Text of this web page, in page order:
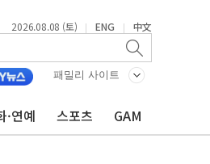
2026.08.08 (토) | ENG | 中文
패밀리 사이트
·연예 스포츠 GAM
나흘 연속 최고치